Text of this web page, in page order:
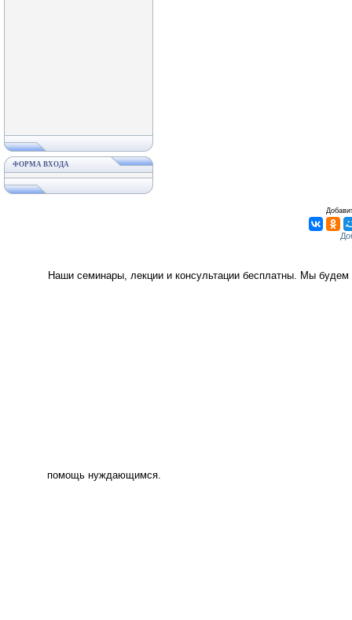
ФОРМА ВХОДА
Наши семинары, лекции и консультации бесплатны. Мы
помощь нуждающимся.